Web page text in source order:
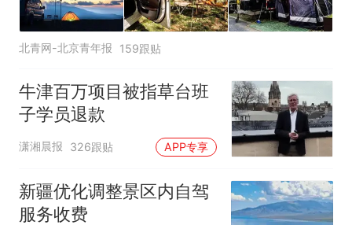
北青网-北京青年报 159跟贴
牛津百万项目被指草台班
子学员退款
潇湘晨报 326跟贴 APP专享
新疆优化调整景区内自驾
服务收费